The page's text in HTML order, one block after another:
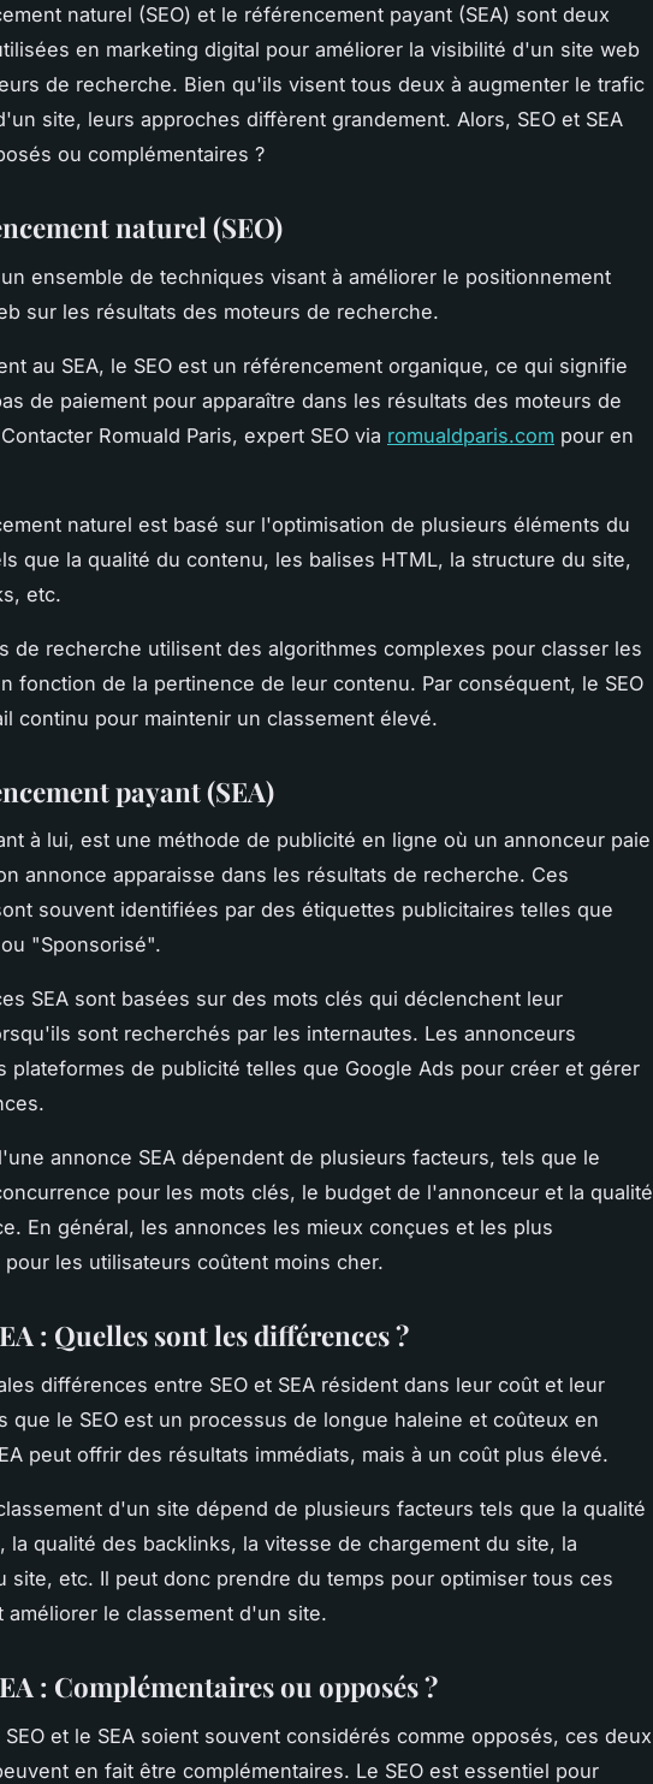
naturel (SEO) et le référencement payant (SEA) sont deux
en marketing digital pour améliorer la visibilité d'un site web
de recherche. Bien qu'ils visent tous deux à augmenter le trafic
site, leurs approches diffèrent grandement. Alors, SEO et SEA
ou complémentaires ?
naturel (SEO)
un ensemble de techniques visant à améliorer le positionnement
sur les résultats des moteurs de recherche.
au SEA, le SEO est un référencement organique, ce qui signifie
de paiement pour apparaître dans les résultats des moteurs de
Romuald Paris, expert SEO via romualdparis.com pour en
naturel est basé sur l'optimisation de plusieurs éléments du
que la qualité du contenu, les balises HTML, la structure du site,
etc.
de recherche utilisent des algorithmes complexes pour classer les
fonction de la pertinence de leur contenu. Par conséquent, le SEO
continu pour maintenir un classement élevé.
payant (SEA)
à lui, est une méthode de publicité en ligne où un annonceur paie
annonce apparaisse dans les résultats de recherche. Ces
souvent identifiées par des étiquettes publicitaires telles que
"Sponsorisé".
SEA sont basées sur des mots clés qui déclenchent leur
sont recherchés par les internautes. Les annonceurs
plateformes de publicité telles que Google Ads pour créer et gérer
annonce SEA dépendent de plusieurs facteurs, tels que le
pour les mots clés, le budget de l'annonceur et la qualité
En général, les annonces les mieux conçues et les plus
les utilisateurs coûtent moins cher.
: Quelles sont les différences ?
différences entre SEO et SEA résident dans leur coût et leur
que le SEO est un processus de longue haleine et coûteux en
peut offrir des résultats immédiats, mais à un coût plus élevé.
d'un site dépend de plusieurs facteurs tels que la qualité
la qualité des backlinks, la vitesse de chargement du site, la
site, etc. Il peut donc prendre du temps pour optimiser tous ces
améliorer le classement d'un site.
: Complémentaires ou opposés ?
et le SEA soient souvent considérés comme opposés, ces deux
en fait être complémentaires. Le SEO est essentiel pour